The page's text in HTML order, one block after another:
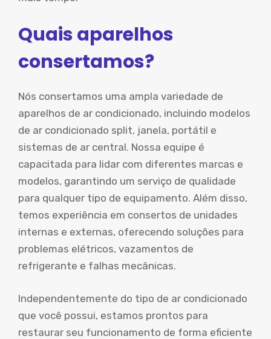
Quais aparelhos
consertamos?
Nós consertamos uma ampla variedade de
aparelhos de ar condicionado, incluindo modelos
de ar condicionado split, janela, portátil e
sistemas de ar central. Nossa equipe é
capacitada para lidar com diferentes marcas e
modelos, garantindo um serviço de qualidade
para qualquer tipo de equipamento. Além disso,
temos experiência em consertos de unidades
internas e externas, oferecendo soluções para
problemas elétricos, vazamentos de
refrigerante e falhas mecânicas.
Independentemente do tipo de ar condicionado
que você possui, estamos prontos para
restaurar seu funcionamento de forma eficiente